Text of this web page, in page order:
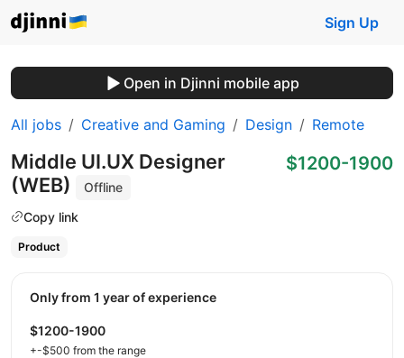
Sign Up
Open in Djinni mobile app
All jobs Creative and Gaming Design Remote
Middle UI.UX Designer
(WEB)
Offline
Copy link
$1200-1900
Product
Only from 1 year of experience
$1200-1900
+-$500 from the range